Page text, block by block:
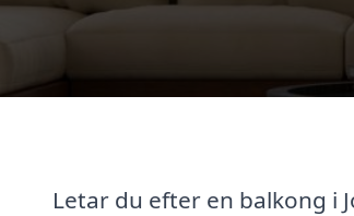
Letar du efter en balkong i